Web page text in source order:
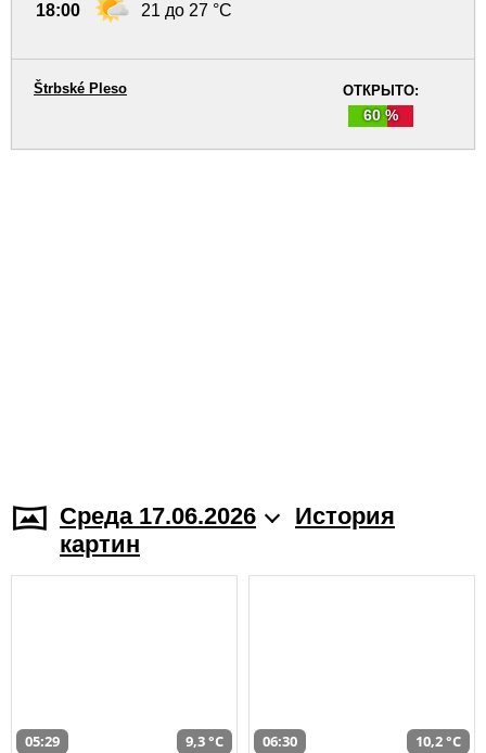
18:00 21 до 27 °C
ОТКРЫТО:
60 %
Štrbské Pleso
Среда 17.06.2026
История
картин
05:29 9,3 °C 06:30 10,2 °C